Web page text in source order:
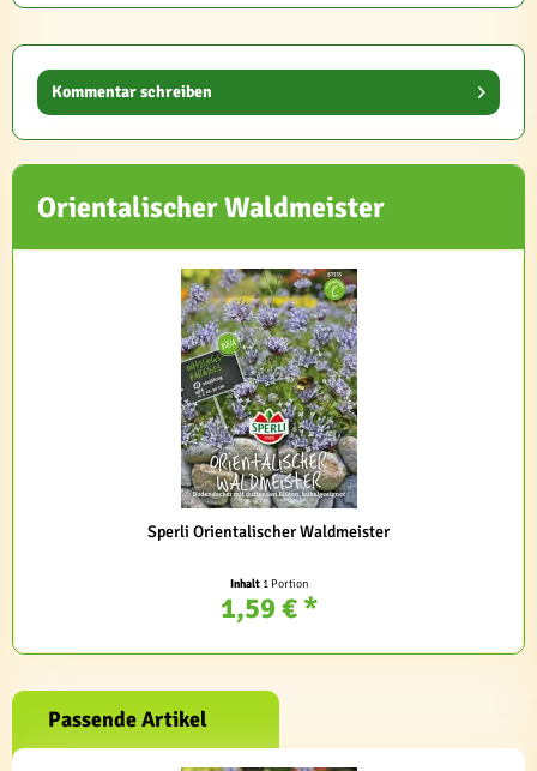
Kommentar schreiben
Orientalischer Waldmeister
Sperli Orientalischer Waldmeister
Inhalt 1 Portion
1,59 € *
Passende Artikel